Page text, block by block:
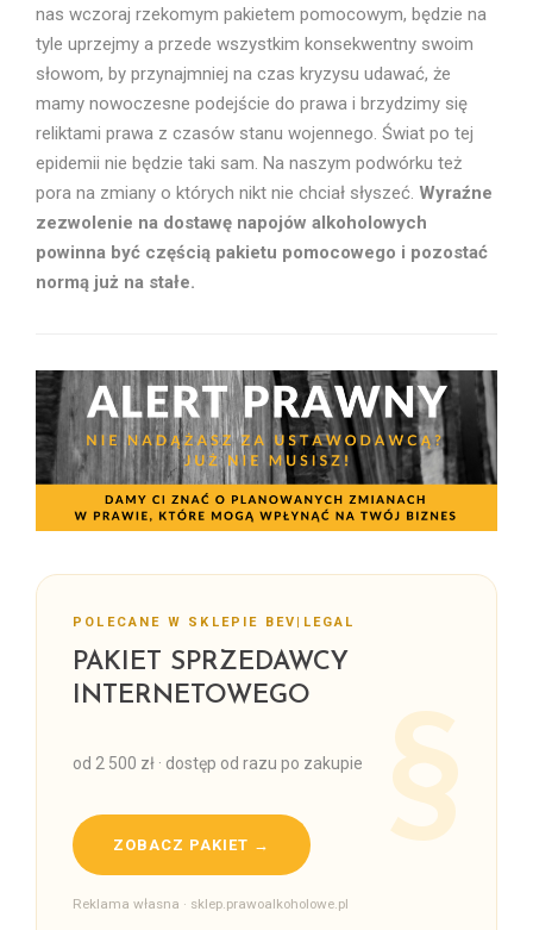
nas wczoraj rzekomym pakietem pomocowym, będzie na
tyle uprzejmy a przede wszystkim konsekwentny swoim
słowom, by przynajmniej na czas kryzysu udawać, że
mamy nowoczesne podejście do prawa i brzydzimy się
reliktami prawa z czasów stanu wojennego. Świat po tej
epidemii nie będzie taki sam. Na naszym podwórku też
pora na zmiany o których nikt nie chciał słyszeć. Wyraźne
zezwolenie na dostawę napojów alkoholowych
powinna być częścią pakietu pomocowego i pozostać
normą już na stałe.
POLECANE W SKLEPIE BEV|LEGAL
PAKIET SPRZEDAWCY
INTERNETOWEGO
od 2 500 zł · dostęp od razu po zakupie
ZOBACZ PAKIET →
Reklama własna · sklep.prawoalkoholowe.pl